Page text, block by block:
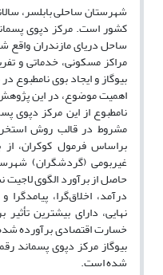
شهرستان ساحلی بابلسر،
کشور است. مرکز دپوی
ساحل دریای مازندران واقع
مراکز مسکونی، خدماتی و
بیوگاز و ایجاد بوی نامطبوع
اهمیت موضوع، در این
نامطبوع از این مرکز دپوی
مشروط در قالب روش
غیربومی (گردشگران)
حاصل از برآورد الگوی
درآمد، اخلاق‌گرا،
نهایی، دارای بیشترین
خسارت اقتصادی برآورده
شده است.